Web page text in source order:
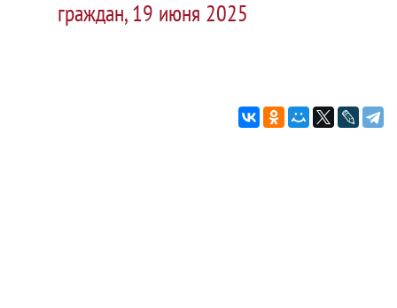
граждан, 19 июня 2025